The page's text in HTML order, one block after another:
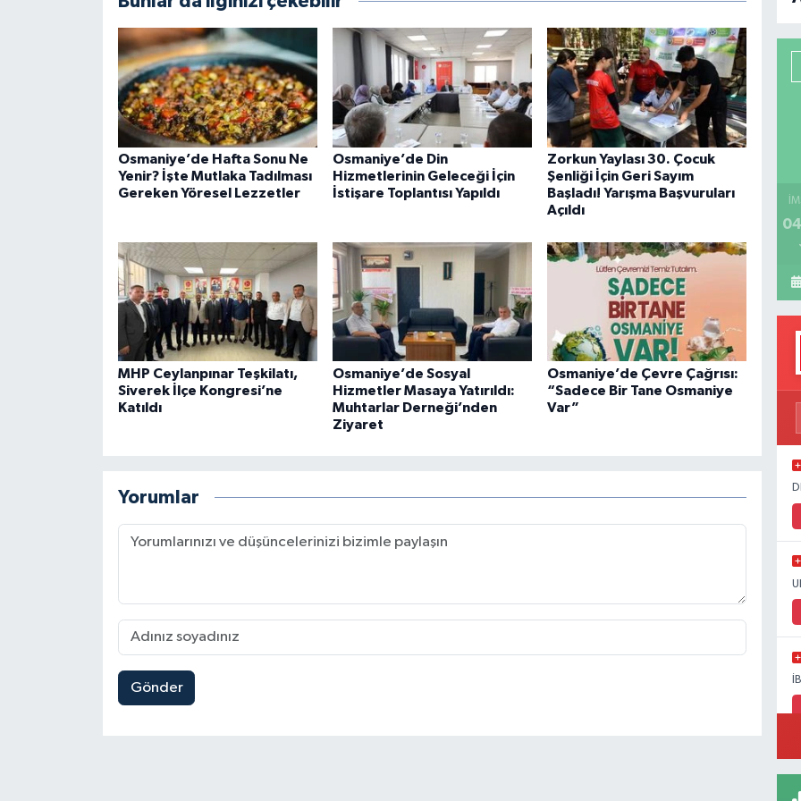
Osmaniye’de Hafta Sonu Ne
Yenir? İşte Mutlaka Tadılması
Gereken Yöresel Lezzetler
Osmaniye’de Din
Hizmetlerinin Geleceği İçin
İstişare Toplantısı Yapıldı
Zorkun Yaylası 30. Çocuk
Şenliği İçin Geri Sayım
Başladı! Yarışma Başvuruları
Açıldı
MHP Ceylanpınar Teşkilatı,
Siverek İlçe Kongresi’ne
Katıldı
Osmaniye’de Sosyal
Hizmetler Masaya Yatırıldı:
Muhtarlar Derneği’nden
Ziyaret
Osmaniye’de Çevre Çağrısı:
“Sadece Bir Tane Osmaniye
Var”
Yorumlar
Gönder